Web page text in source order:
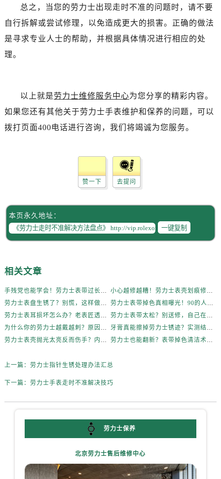
总之，当您的劳力士出现走时不准的问题时，请不要
自行拆解或尝试修理，以免造成更大的损害。正确的做法
是寻求专业人士的帮助，并根据具体情况进行相应的处
理。
以上就是劳力士维修服务中心为您分享的精彩内容。
如果您还有其他关于劳力士手表维护和保养的问题，可以
拨打页面400电话进行咨询，我们将竭诚为您服务。
赞一下 去提问
本页永久地址：
一键复制
相关文章
手残党也能学会！劳力士表带过长的DIY调整方法
小心越修越糟！劳力士表壳划痕修复避坑指南
劳力士表盘生锈了？别慌，这样做轻松拯救爱表！
劳力士表带掉色真相曝光！90的人都做错了
劳力士表耳损坏怎么办？老表匠透露实用妙招
劳力士表带太松？别送修，自己在家就能搞定
为什么你的劳力士越戴越刺？原因在这
牙膏真能擦掉劳力士锈迹？实测结果来了
劳力士表壳抛光太亮反而伤手？内行人道出实情
劳力士也能翻新？表带掉色清洁术大揭秘
上一篇： 劳力士指针生锈处理办法汇总
下一篇： 劳力士手表走时不准解决技巧
劳力士保养
北京劳力士售后维修中心